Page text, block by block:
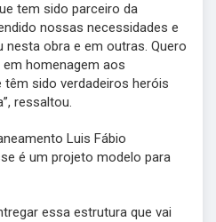
tem sido parceiro da
nossas necessidades e
obra e em outras. Quero
homenagem aos
sido verdadeiros heróis
ressaltou.
Luis Fábio
é um projeto modelo para
essa estrutura que vai